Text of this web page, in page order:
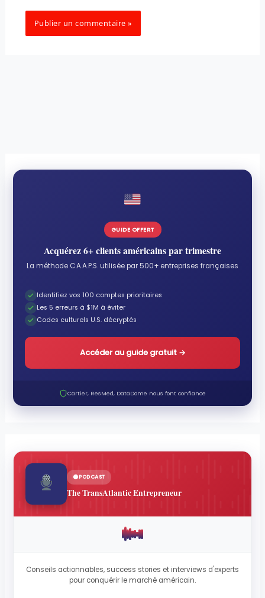
GUIDE OFFERT
Acquérez 6+ clients américains par trimestre
La méthode C.A.A.P.S. utilisée par 500+ entreprises françaises
Identifiez vos 100 comptes prioritaires
Les 5 erreurs à $1M à éviter
Codes culturels U.S. décryptés
Accéder au guide gratuit →
Cartier, ResMed, DataDome nous font confiance
PODCAST
The TransAtlantic Entrepreneur
Conseils actionnables, success stories et interviews d'experts
pour conquérir le marché américain.